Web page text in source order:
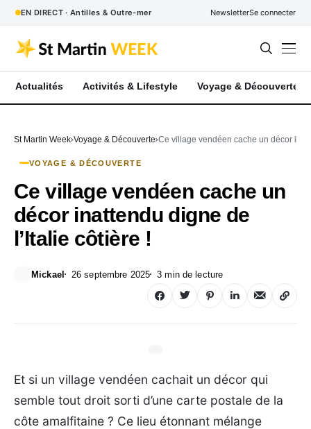
EN DIRECT · Antilles & Outre-mer NewsletterSe connecter
Actualités Activités & Lifestyle Voyage & Découverte
St Martin Week Voyage & Découverte Ce village vendéen cache un décor
VOYAGE & DÉCOUVERTE
Ce village vendéen cache un
décor inattendu digne de
l’Italie côtière !
Mickael 26 septembre 2025 3 min de lecture
Et si un village vendéen cachait un décor qui
semble tout droit sorti d’une carte postale de la
côte amalfitaine ? Ce lieu étonnant mélange